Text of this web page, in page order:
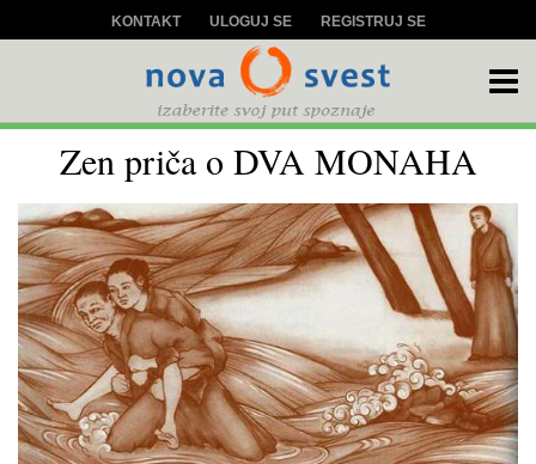
KONTAKT ULOGUJ SE REGISTRUJ SE
Zen priča o DVA MONAHA